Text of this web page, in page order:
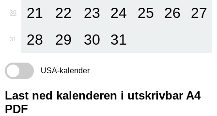
30 21 22 23 24 25 26 27
31 28 29 30 31
USA-kalender
Last ned kalenderen i utskrivbar A4
PDF